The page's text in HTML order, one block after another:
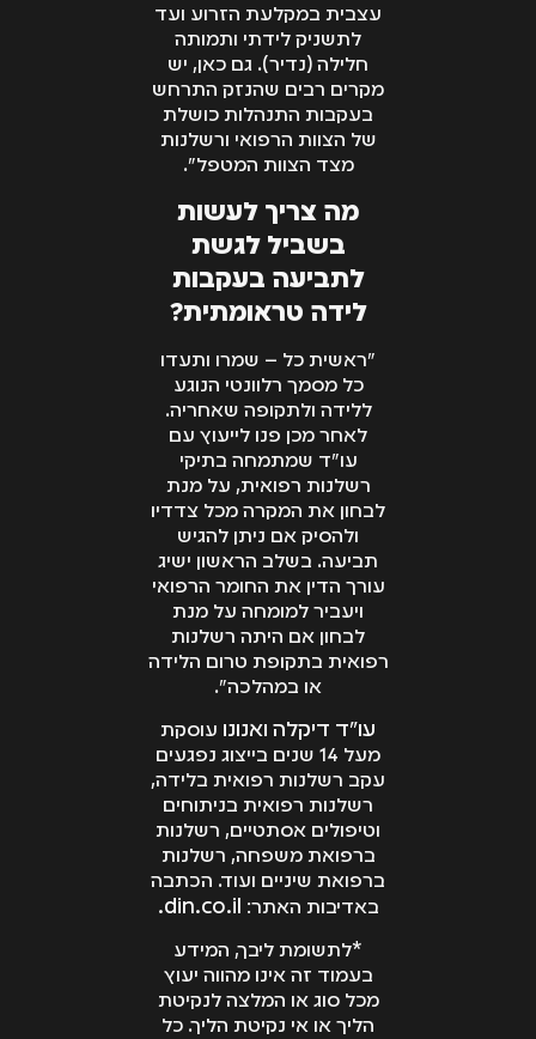
עצבית במקלעת הזרוע ועד
לתשניק לידתי ותמותה
חלילה (נדיר). גם כאן, יש
מקרים רבים שהנזק התרחש
בעקבות התנהלות כושלת
של הצוות הרפואי ורשלנות
מצד הצוות המטפל".
מה צריך לעשות
בשביל לגשת
לתביעה בעקבות
לידה טראומתית?
"ראשית כל – שמרו ותעדו
כל מסמך רלוונטי הנוגע
ללידה ולתקופה שאחריה.
לאחר מכן פנו לייעוץ עם
עו"ד שמתמחה בתיקי
רשלנות רפואית, על מנת
לבחון את המקרה מכל צדדיו
ולהסיק אם ניתן להגיש
תביעה. בשלב הראשון ישיג
עורך הדין את החומר הרפואי
ויעביר למומחה על מנת
לבחון אם היתה רשלנות
רפואית בתקופת טרום הלידה
או במהלכה".
עו"ד דיקלה ואנונו עוסקת
מעל 14 שנים בייצוג נפגעים
עקב רשלנות רפואית בלידה,
רשלנות רפואית בניתוחים
וטיפולים אסתטיים, רשלנות
ברפואת משפחה, רשלנות
ברפואת שיניים ועוד. הכתבה
באדיבות האתר: din.co.il.
*לתשומת ליבך, המידע
בעמוד זה אינו מהווה יעוץ
מכל סוג או המלצה לנקיטת
הליך או אי נקיטת הליך. כל